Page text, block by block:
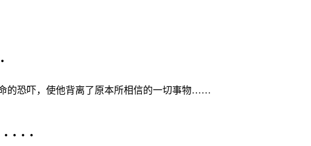
恐吓，使他背离了原本所相信的一切事物……
· · ·